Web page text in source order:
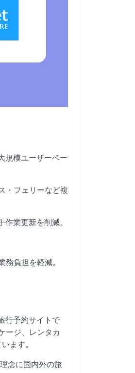
規模ユーザーベー
・フェリーなど複
業更新を削減。
負担を軽減。
行予約サイトで
ージ、レンタカ
ます。
念に国内外の旅